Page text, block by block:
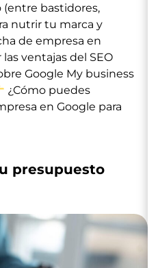
bastidores,
nutrir tu marca y
de empresa en
ventajas del SEO
Google My business
¿Cómo puedes
en Google para
presupuesto